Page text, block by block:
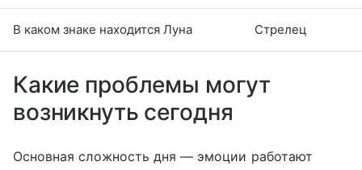
В каком знаке находится Луна Стрелец
Какие проблемы могут
возникнуть сегодня
Основная сложность дня — эмоции работают